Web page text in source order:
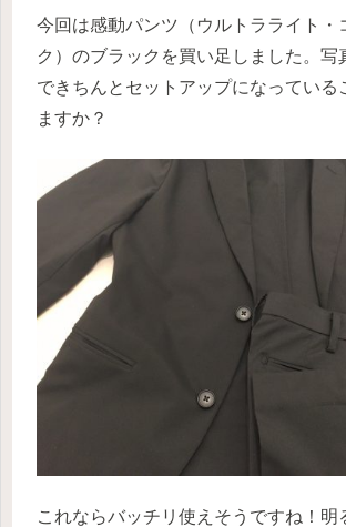
今回は感動パンツ（ウルトラライト・
ク）のブラックを買い足しました。写
できちんとセットアップになっている
ますか？
これならバッチリ使えそうですね！明